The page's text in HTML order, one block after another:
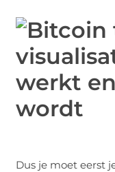
Dus je moet eerst